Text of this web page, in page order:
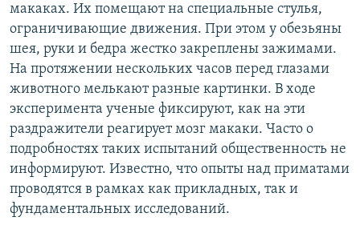
макаках. Их помещают на специальные стулья,
ограничивающие движения. При этом у обезьяны
шея, руки и бедра жестко закреплены зажимами.
На протяжении нескольких часов перед глазами
животного мелькают разные картинки. В ходе
эксперимента ученые фиксируют, как на эти
раздражители реагирует мозг макаки. Часто о
подробностях таких испытаний общественность не
информируют. Известно, что опыты над приматами
проводятся в рамках как прикладных, так и
фундаментальных исследований.